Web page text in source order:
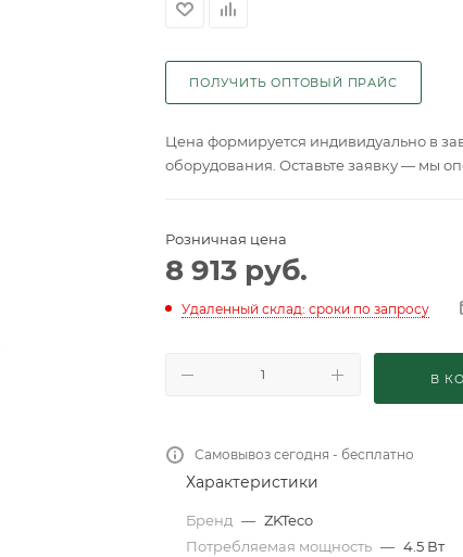
ПОЛУЧИТЬ ОПТОВЫЙ ПРАЙС
Цена формируется индивидуально в
оборудования. Оставьте заявку — мы
Розничная цена
8 913 руб.
Удаленный склад: сроки по запросу
В
Самовывоз сегодня - бесплатно
Характеристики
Бренд — ZKTeco
Потребляемая мощность — 4.5 Вт